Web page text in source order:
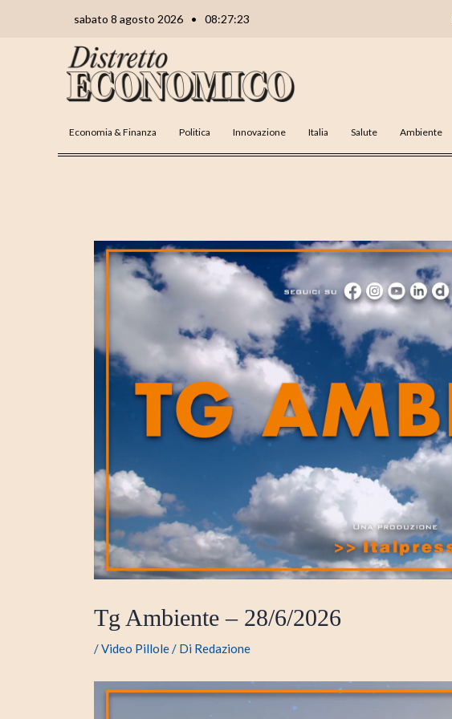
sabato 8 agosto 2026 • 08:27:24
Economia & Finanza Politica Innovazione Italia Salute Ambiente
Tg Ambiente – 28/6/2026
/Video Pillole/ Di Redazione